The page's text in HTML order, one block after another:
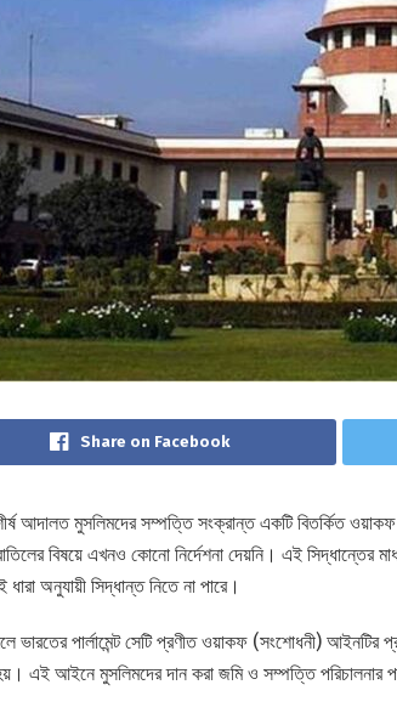
Share on Facebook
আদালত মুসলিমদের সম্পত্তি সংক্রান্ত একটি বিতর্কিত
বিষয়ে এখনও কোনো নির্দেশনা দেয়নি। এই সিদ্ধান্তের
অনুযায়ী সিদ্ধান্ত নিতে না পারে।
ভারতের পার্লামেন্ট সেটি প্রণীত ওয়াকফ (সংশোধনী) আইনটির
এই আইনে মুসলিমদের দান করা জমি ও সম্পত্তি পরিচালনার